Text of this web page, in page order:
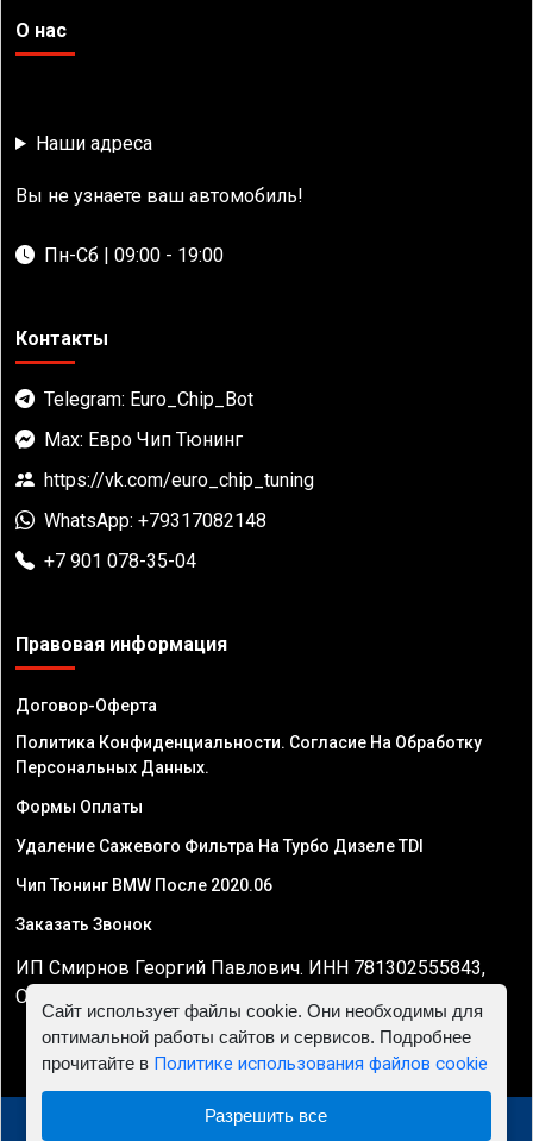
О нас
Наши адреса
Вы не узнаете ваш автомобиль!
Пн-Сб | 09:00 - 19:00
Контакты
Telegram: Euro_Chip_Bot
Max: Евро Чип Тюнинг
https://vk.com/euro_chip_tuning
WhatsApp: +79317082148
+7 901 078-35-04
Правовая информация
Договор-Оферта
Политика Конфиденциальности. Согласие На Обработку
Персональных Данных.
Формы Оплаты
Удаление Сажевого Фильтра На Турбо Дизеле TDI
Чип Тюнинг BMW После 2020.06
Заказать Звонок
ИП Смирнов Георгий Павлович. ИНН 781302555843,
ОГРНИП 324470400032610
© 2010 - 2026 Чип тюнинг двигателя автомобиля -
Сайт использует файлы cookie. Они необходимы для
оптимальной работы сайтов и сервисов. Подробнее
прочитайте в Политике использования файлов cookie
Разрешить все